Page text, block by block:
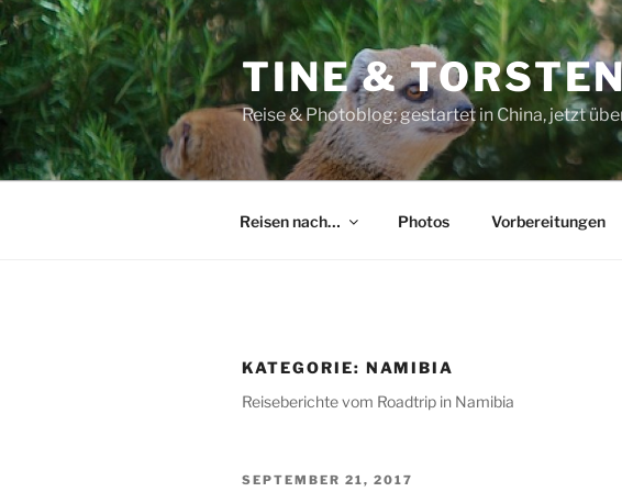
Zum
Inhalt
springen
TINE &
Reise & Photoblog: gestartet in China, jetzt
Reisen nach… Photos Vorbereitungen
KATEGORIE: NAMIBIA
Reiseberichte vom Roadtrip in Namibia
VERÖFFENTLICHT
SEPTEMBER 21, 2017